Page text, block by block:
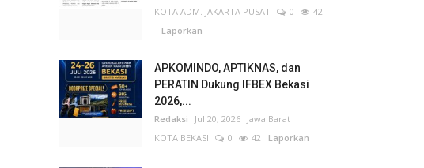
KOTA ADM. JAKARTA PUSAT
0
42
Laporkan
APKOMINDO, APTIKNAS, dan
PERATIN Dukung IFBEX Bekasi
2026,...
Redaksi Jul 20, 2026 Jawa Barat
KOTA BEKASI
0 42 Laporkan